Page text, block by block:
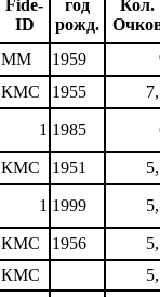
Fide-
ID
год
рожд.
Кол.
ММ 1959
КМС 1955
1 1985
КМС 1951
1 1999
КМС 1956
КМС